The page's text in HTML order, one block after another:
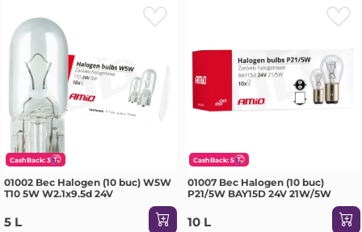
CashBack: 3
01002 Bec Halogen (10 buc) W5W
T10 5W W2.1x9.5d 24V
5 L
CashBack: 5
01007 Bec Halogen (10 buc)
P21/5W BAY15D 24V 21W/5W
10 L